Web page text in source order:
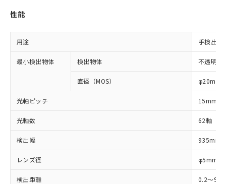
性能
用途 手検出用
最小検出物体 検出物体 不透明体
直径（MOS） φ20mm
光軸ピッチ 15mm
光軸数 62軸
検出幅 935mm
レンズ径 φ5mm
検出距離 0.2～9m